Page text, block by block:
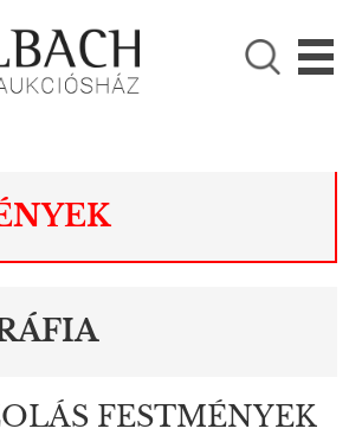

FESTMÉNYEK